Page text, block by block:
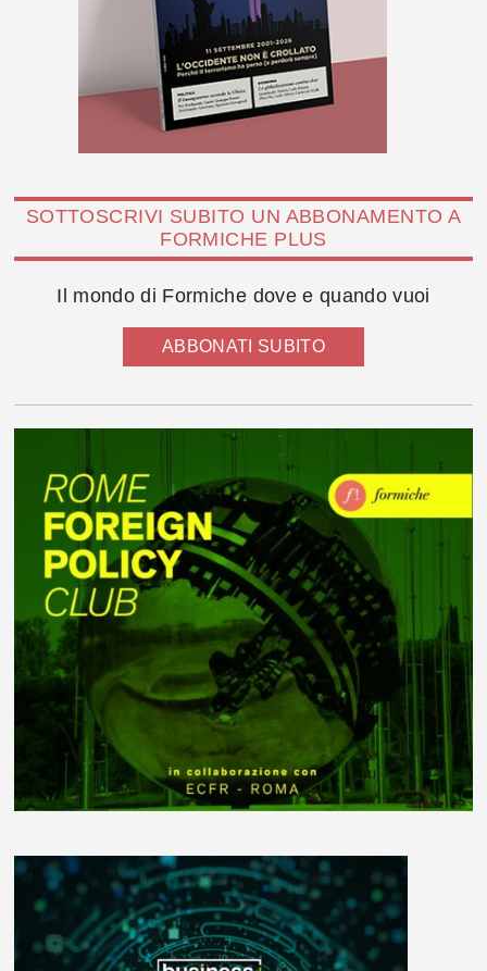
SOTTOSCRIVI SUBITO UN ABBONAMENTO A
FORMICHE PLUS
Il mondo di Formiche dove e quando vuoi
ABBONATI SUBITO